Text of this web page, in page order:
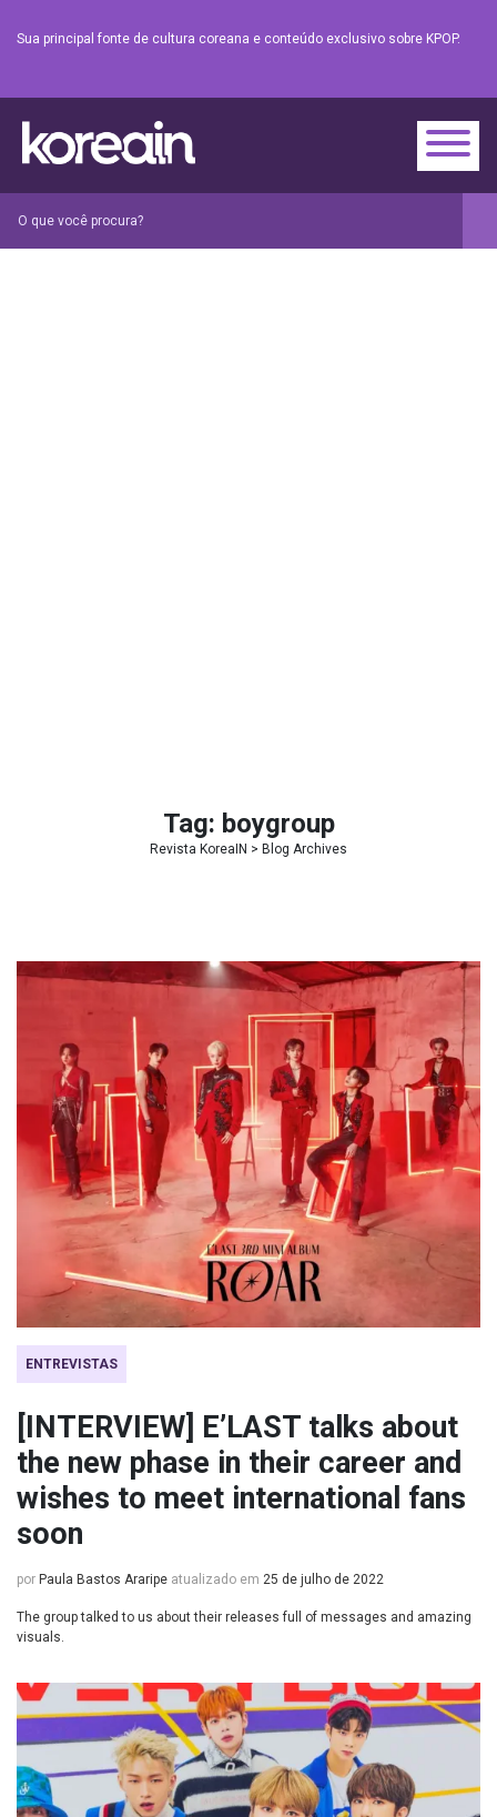
Sua principal fonte de cultura coreana e conteúdo exclusivo sobre KPOP.
Tag: boygroup
Revista KoreaIN > Blog Archives
ENTREVISTAS
[INTERVIEW] E’LAST talks about
the new phase in their career and
wishes to meet international fans
soon
por Paula Bastos Araripe atualizado em 25 de julho de 2022
The group talked to us about their releases full of messages and amazing
visuals.